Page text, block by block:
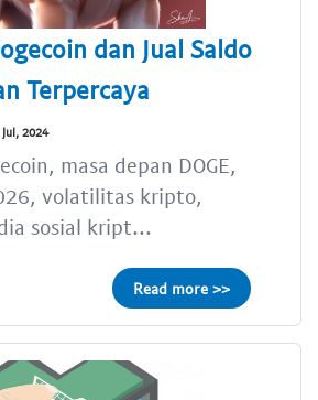
dan Jual Saldo
Terpercaya
2024
masa depan DOGE,
volatilitas kripto,
sosial kript...
Read more >>